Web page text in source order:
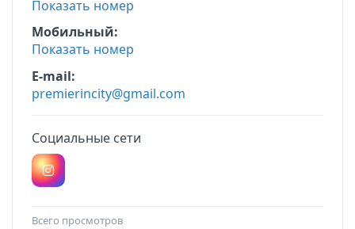
Показать номер
Мобильный
Показать номер
E-mail
premierincity@gmail.com
Социальные сети
Всего просмотров